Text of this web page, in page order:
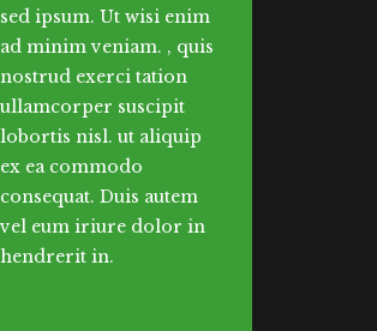
sed ipsum. Ut wisi enim
ad minim veniam. , quis
nostrud exerci tation
ullamcorper suscipit
lobortis nisl. ut aliquip
ex ea commodo
consequat. Duis autem
vel eum iriure dolor in
hendrerit in.